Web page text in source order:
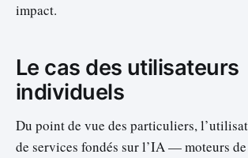
impact.
Le cas des utilisateurs
individuels
Du point de vue des particuliers,
de services fondés sur l’IA — moteurs